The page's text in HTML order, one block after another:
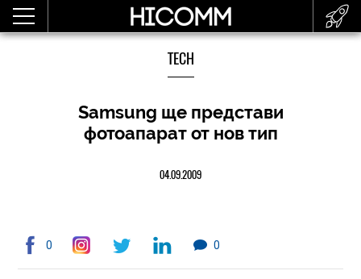
TECH
Samsung ще представи
фотоапарат от нов тип
04.09.2009
0 0